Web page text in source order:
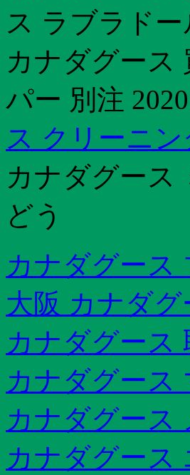
ス ラブラド
カナダグース
パー 別注
ス クリーニ
カナダグース
どう
カナダグース
大阪 カナダ
カナダグース
カナダグース
カナダグース
カナダグース